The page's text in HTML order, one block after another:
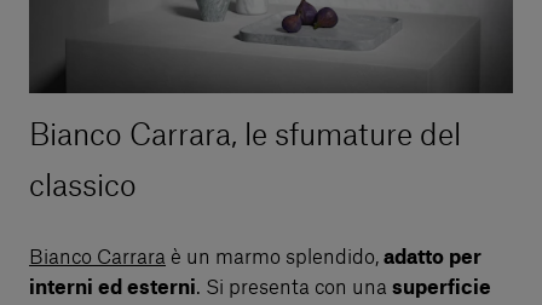
Bianco Carrara, le sfumature del
classico
Bianco Carrara è un marmo splendido, adatto per
interni ed esterni. Si presenta con una superficie